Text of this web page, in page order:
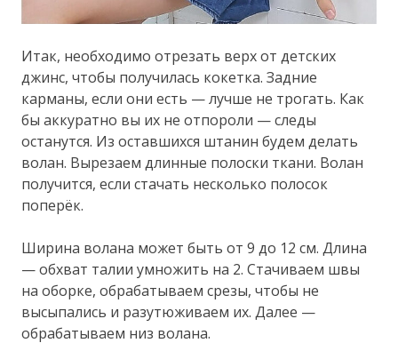
Итак, необходимо отрезать верх от детских
джинс, чтобы получилась кокетка. Задние
карманы, если они есть — лучше не трогать. Как
бы аккуратно вы их не отпороли — следы
останутся. Из оставшихся штанин будем делать
волан. Вырезаем длинные полоски ткани. Волан
получится, если стачать несколько полосок
поперёк.
Ширина волана может быть от 9 до 12 см. Длина
— обхват талии умножить на 2. Стачиваем швы
на оборке, обрабатываем срезы, чтобы не
высыпались и разутюживаем их. Далее —
обрабатываем низ волана.